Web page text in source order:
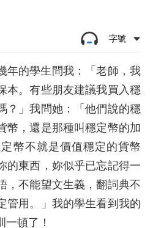
字號
年的學生問我：「老師，我
本。有些朋友建議我買入穩
？」我問她：「他們說的穩
幣，還是那種叫穩定幣的加
幣不就是價值穩定的貨幣
的東西，妳似乎已忘記得一
，不能望文生義，翻詞典不
管用。」我的學生看到我的
頓了！